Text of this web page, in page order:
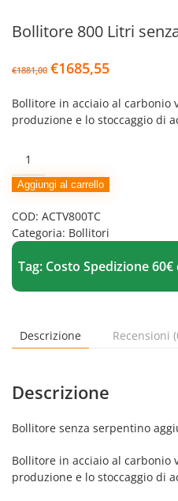
Bollitore 800 Litri
€1881,00 Il
originale
era:
€1685,55Il
attuale
è:
€1685,55.
Bollitore in acciaio al carbonio
produzione e lo stoccaggio di
800
Litri
serpentino
quantità
Aggiungi al carrello
COD: ACTV800TC
Categoria: Bollitori
Tag: Costo Spedizione 60€
Descrizione Recensioni
Descrizione
Bollitore senza serpentino
Bollitore in acciaio al carbonio
produzione e lo stoccaggio di